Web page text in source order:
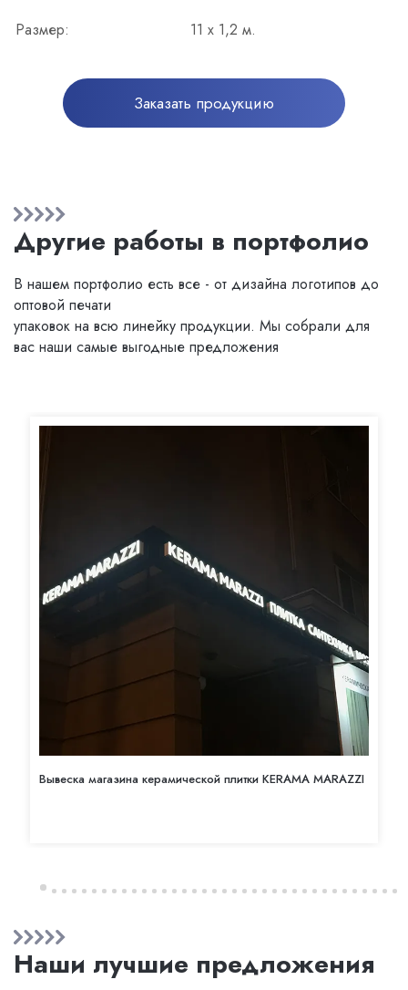
Размер:
11 х 1,2 м.
Заказать продукцию
Другие работы в портфолио
В нашем портфолио есть все - от дизайна логотипов до
оптовой печати
упаковок на всю линейку продукции. Мы собрали для
вас наши самые выгодные предложения
Вывеска магазина керамической плитки KERAMA MARAZZI
Наши лучшие предложения